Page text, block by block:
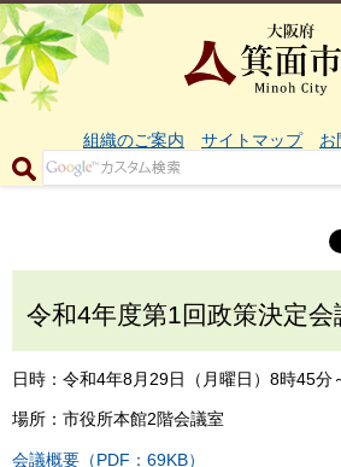
組織のご案内 サイトマップ お
令和4年度第1回政策決定会
日時：令和4年8月29日（月曜日）8時45分
場所：市役所本館2階会議室
会議概要（PDF：69KB）